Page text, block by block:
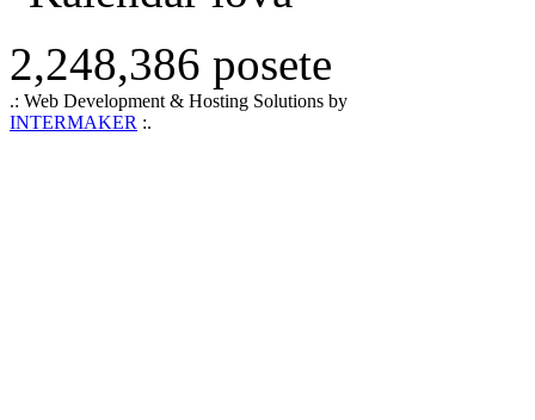
2,248,386 posete
.: Web Development & Hosting Solutions by
INTERMAKER :.